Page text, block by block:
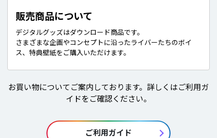
販売商品について
デジタルグッズはダウンロード商品です。
さまざまな企画やコンセプトに沿ったライバーたちのボイ
ス、特典壁紙をご購入いただけます。
お買い物についてご案内しております。詳しくはご利用ガ
イドをご確認ください。
ご利用ガイド